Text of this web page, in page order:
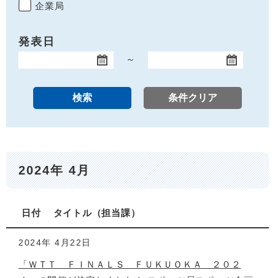
企業局
発表日
開始日
～
終了日
2024年 4月
日付 タイトル 担当課
2024年 4月22日
「ＷＴＴ ＦＩＮＡＬＳ ＦＵＫＵＯＫＡ ２０２